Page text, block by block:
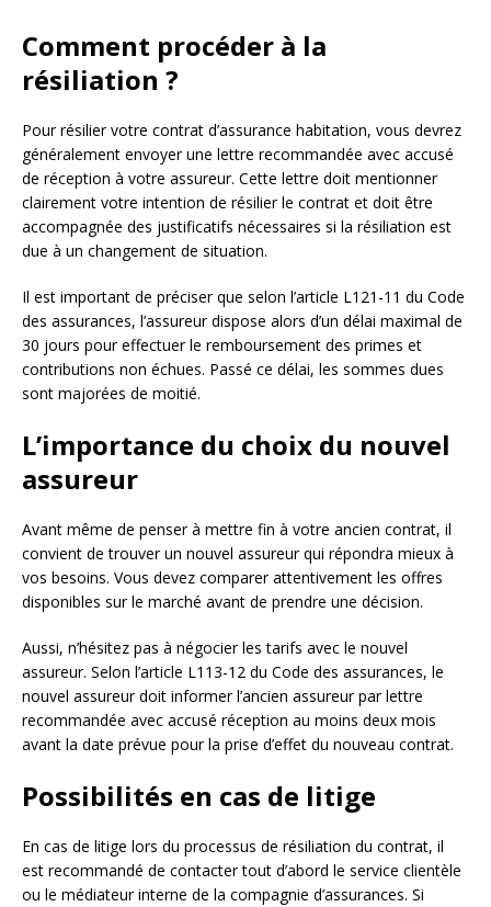
Comment procéder à la
résiliation ?
Pour résilier votre contrat d’assurance habitation, vous devrez
généralement envoyer une lettre recommandée avec accusé
de réception à votre assureur. Cette lettre doit mentionner
clairement votre intention de résilier le contrat et doit être
accompagnée des justificatifs nécessaires si la résiliation est
due à un changement de situation.
Il est important de préciser que selon l’article L121-11 du Code
des assurances, l’assureur dispose alors d’un délai maximal de
30 jours pour effectuer le remboursement des primes et
contributions non échues. Passé ce délai, les sommes dues
sont majorées de moitié.
L’importance du choix du nouvel
assureur
Avant même de penser à mettre fin à votre ancien contrat, il
convient de trouver un nouvel assureur qui répondra mieux à
vos besoins. Vous devez comparer attentivement les offres
disponibles sur le marché avant de prendre une décision.
Aussi, n’hésitez pas à négocier les tarifs avec le nouvel
assureur. Selon l’article L113-12 du Code des assurances, le
nouvel assureur doit informer l’ancien assureur par lettre
recommandée avec accusé réception au moins deux mois
avant la date prévue pour la prise d’effet du nouveau contrat.
Possibilités en cas de litige
En cas de litige lors du processus de résiliation du contrat, il
est recommandé de contacter tout d’abord le service clientèle
ou le médiateur interne de la compagnie d’assurances. Si